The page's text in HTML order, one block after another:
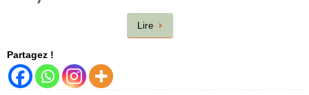
Lire
Partagez !